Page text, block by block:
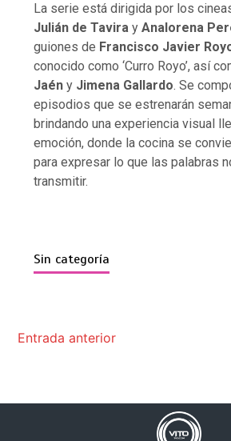
La serie está dirigida por los
Julián de Tavira yAnalorena
guiones de Francisco Javier
conocido como ‘Curro Royo’, así
Jaény Jimena Gallardo. Se
episodios que se estrenarán
brindando una experiencia visual
emoción, donde la cocina se
para expresar lo que las palabras
transmitir.
Sin categoría
Entrada anterior